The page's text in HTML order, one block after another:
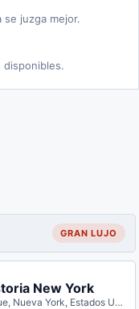
juzga mejor.
disponibles.
GRAN LUJO
New York
301 Park Avenue, Nueva York, Estados Unidos